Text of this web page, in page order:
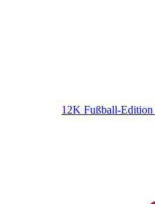
12K Fußball-Edition